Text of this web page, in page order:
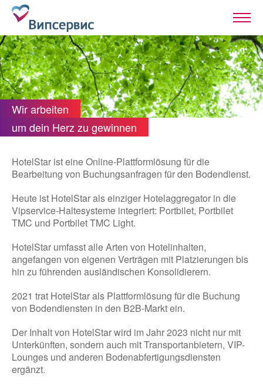
Wir arbeiten
um dein Herz zu gewinnen
HotelStar ist eine Online-Plattformlösung für die
Bearbeitung von Buchungsanfragen für den Bodendienst.
Heute ist HotelStar als einziger Hotelaggregator in die
Vipservice-Haltesysteme integriert: Portbilet, Portbilet
TMC und Portbilet TMC Light.
HotelStar umfasst alle Arten von Hotelinhalten,
angefangen von eigenen Verträgen mit Platzierungen bis
hin zu führenden ausländischen Konsolidierern.
2021 trat HotelStar als Plattformlösung für die Buchung
von Bodendiensten in den B2B-Markt ein.
Der Inhalt von HotelStar wird im Jahr 2023 nicht nur mit
Unterkünften, sondern auch mit Transportanbietern, VIP-
Lounges und anderen Bodenabfertigungsdiensten
ergänzt.